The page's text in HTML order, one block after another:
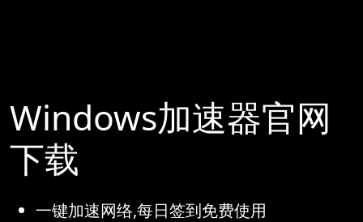
Windows加速器官网
下载
一键加速网络,每日签到免费使用